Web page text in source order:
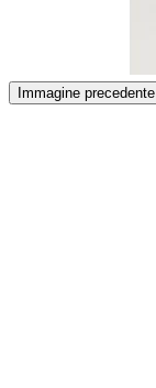
Immagine precedente